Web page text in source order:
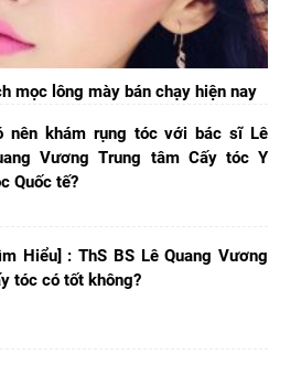
mọc lông mày bán chạy hiện nay
nên khám rụng tóc với bác sĩ Lê
Vương Trung tâm Cấy tóc Y
Quốc tế?
Hiểu] : ThS BS Lê Quang Vương
tóc có tốt không?